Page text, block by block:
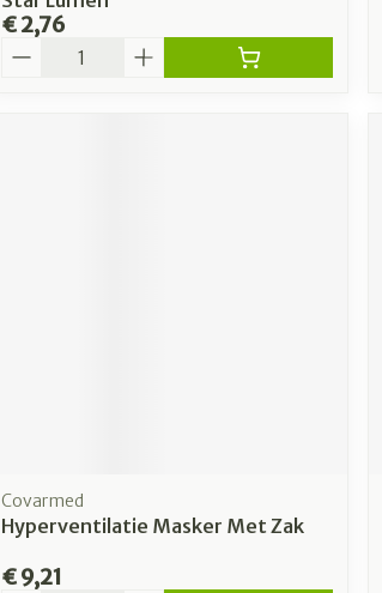
€ 2,76
Covarmed
Hyperventilatie Masker Met Zak
€ 9,21